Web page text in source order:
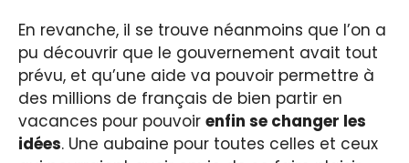
En revanche, il se trouve néanmoins que l’on a
pu découvrir que le gouvernement avait tout
prévu, et qu’une aide va pouvoir permettre à
des millions de français de bien partir en
vacances pour pouvoir enfin se changer les
idées. Une aubaine pour toutes celles et ceux